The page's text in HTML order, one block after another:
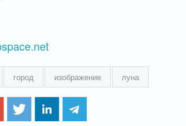
город изображение луна